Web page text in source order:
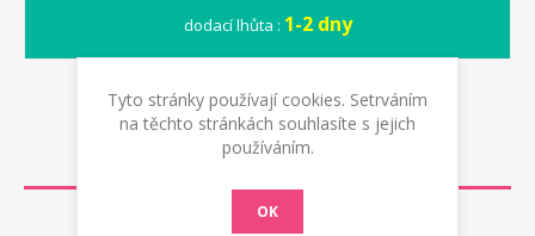
dodací lhůta : 1-2 dny
POPIS
RECENZE
Tyto stránky používají cookies. Setrváním
na těchto stránkách souhlasíte s jejich
používáním.
OK